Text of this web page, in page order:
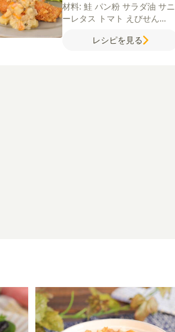
材料: 鮭 パン粉 サラダ油 サニ
ーレタス トマト えびせん
ラムチャウダー】えびせん
レシピを見る